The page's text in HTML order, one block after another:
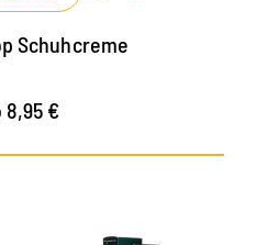
Schuhcreme
8,95 €